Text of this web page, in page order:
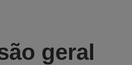
geral